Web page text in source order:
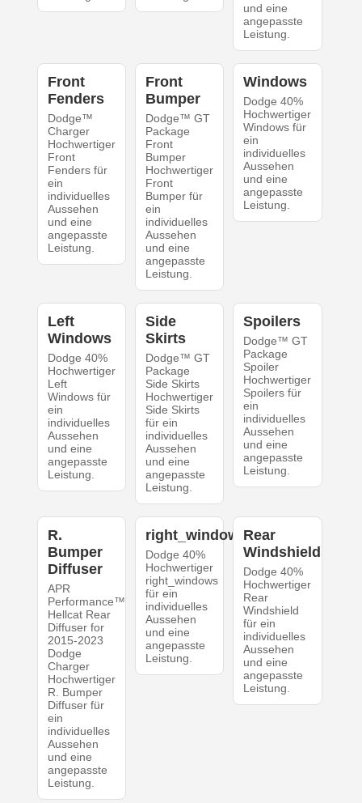
und eine
angepasste
Leistung.
Front
Fenders
Dodge™
Charger
Hochwertiger
Front
Fenders für
ein
individuelles
Aussehen
und eine
angepasste
Leistung.
Front
Bumper
Dodge™ GT
Package
Front
Bumper
Hochwertiger
Front
Bumper für
ein
individuelles
Aussehen
und eine
angepasste
Leistung.
Windows
Dodge 40%
Hochwertiger
Windows für
ein
individuelles
Aussehen
und eine
angepasste
Leistung.
Left
Windows
Dodge 40%
Hochwertiger
Left
Windows für
ein
individuelles
Aussehen
und eine
angepasste
Leistung.
Side
Skirts
Dodge™ GT
Package
Side Skirts
Hochwertiger
Side Skirts
für ein
individuelles
Aussehen
und eine
angepasste
Leistung.
Spoilers
Dodge™ GT
Package
Spoiler
Hochwertiger
Spoilers für
ein
individuelles
Aussehen
und eine
angepasste
Leistung.
R.
Bumper
Diffuser
APR
Performance™
Hellcat Rear
Diffuser for
2015-2023
Dodge
Charger
Hochwertiger
R. Bumper
Diffuser für
ein
individuelles
Aussehen
und eine
angepasste
Leistung.
right_windows
Dodge 40%
Hochwertiger
right_windows
für ein
individuelles
Aussehen
und eine
angepasste
Leistung.
Rear
Windshield
Dodge 40%
Hochwertiger
Rear
Windshield
für ein
individuelles
Aussehen
und eine
angepasste
Leistung.